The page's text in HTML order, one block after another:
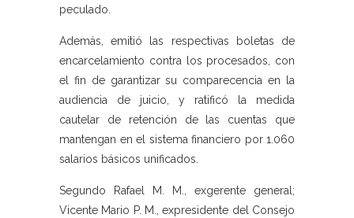
peculado.
Además, emitió las respectivas boletas de
encarcelamiento contra los procesados, con
el fin de garantizar su comparecencia en la
audiencia de juicio, y ratificó la medida
cautelar de retención de las cuentas que
mantengan en el sistema financiero por 1.060
salarios básicos unificados.
Segundo Rafael M. M., exgerente general;
Vicente Mario P. M., expresidente del Consejo